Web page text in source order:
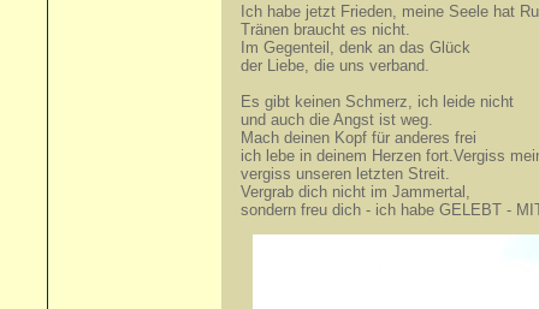
Ich habe jetzt Frieden, meine Seele hat
Tränen braucht es nicht.
Im Gegenteil, denk an das Glück
der Liebe, die uns verband.
Es gibt keinen Schmerz, ich leide nicht
und auch die Angst ist weg.
Mach deinen Kopf für anderes frei
ich lebe in deinem Herzen fort.Vergiss
vergiss unseren letzten Streit.
Vergrab dich nicht im Jammertal,
sondern freu dich - ich habe GELEBT -